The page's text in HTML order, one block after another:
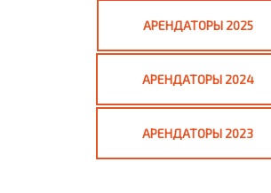
АРЕНДАТОРЫ 2025
АРЕНДАТОРЫ 2024
АРЕНДАТОРЫ 2023